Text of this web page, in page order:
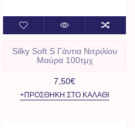
Silky Soft S Γάντια Νιτριλίου
Μαύρα 100τμχ
7,50€
+ΠΡΟΣΘΉΚΗ ΣΤΟ ΚΑΛΆΘΙ